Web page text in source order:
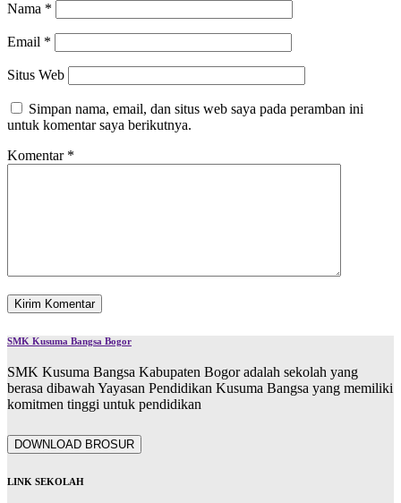
Nama *
Email *
Situs Web
Simpan nama, email, dan situs web saya pada peramban ini
untuk komentar saya berikutnya.
Komentar *
SMK Kusuma Bangsa Bogor
SMK Kusuma Bangsa Kabupaten Bogor adalah sekolah yang
berasa dibawah Yayasan Pendidikan Kusuma Bangsa yang memiliki
komitmen tinggi untuk pendidikan
DOWNLOAD BROSUR
LINK SEKOLAH